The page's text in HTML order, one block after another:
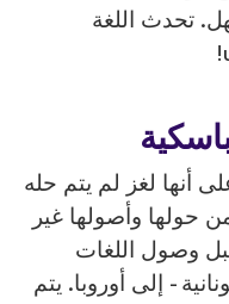
تحدث اللغة
أنها لغز لم يتم حله
حولها وأصولها غير
وصول اللغات
- إلى أوروبا. يتم